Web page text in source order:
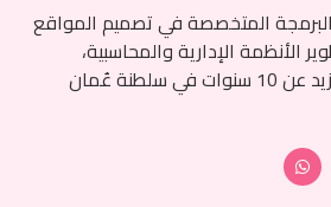
المتخصصة في تصميم المواقع
الأنظمة الإدارية والمحاسبية،
وتطبيقات الويب، بخبرة تزيد عن 10 سنوات في سلطنة عُمان